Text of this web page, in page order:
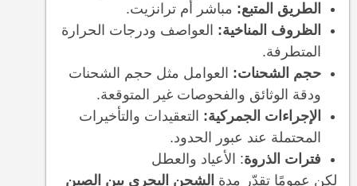
الطريق المتبع: مباشر أم ترانزيت.
الظروف المناخية: العواصف ودرجات الحرارة
المتطرفة.
حجم الشحنات: العوامل مثل حجم الشحنات
ودقة الوثائق والفحوصات غير المتوقعة.
الإجراءات الجمركية: التعقيدات والتأخيرات
المحتملة عند عبور الحدود.
فترات الذروة: الأعياد والعطل
لكن عمومًا تقدّر مدة الشحن البحري بين الصين